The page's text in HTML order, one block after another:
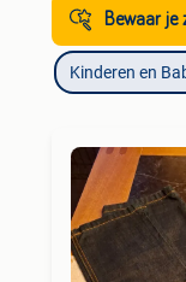
Bewaar je
Kinderen en